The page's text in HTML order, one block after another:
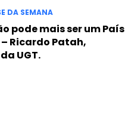
DA SEMANA
pode mais ser um País
Ricardo Patah,
UGT.